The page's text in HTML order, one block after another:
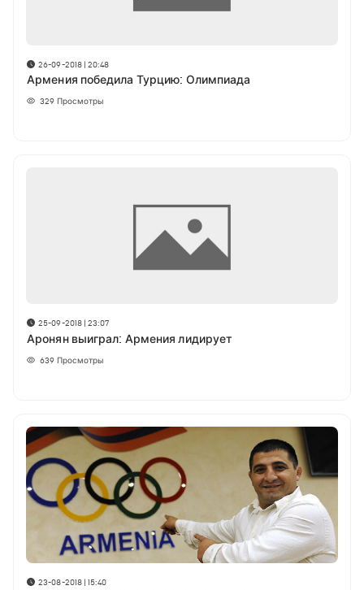
26-09-2018 | 20:48
Армения победила Турцию: Олимпиада
329 Просмотры
25-09-2018 | 23:07
Аронян выиграл: Армения лидирует
639 Просмотры
23-08-2018 | 15:40